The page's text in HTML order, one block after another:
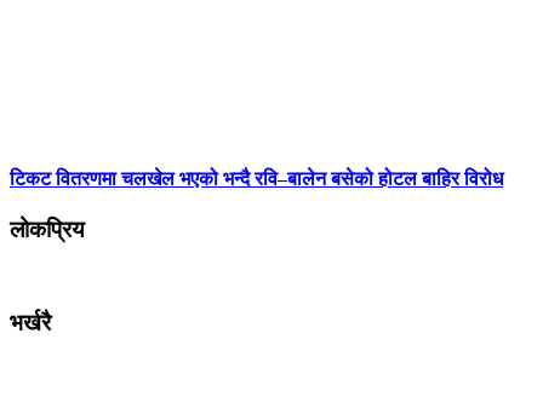
टिकट वितरणमा चलखेल भएको भन्दै रवि–बालेन बसेको होटल बाहिर विरोध
लोकप्रिय
भर्खरै